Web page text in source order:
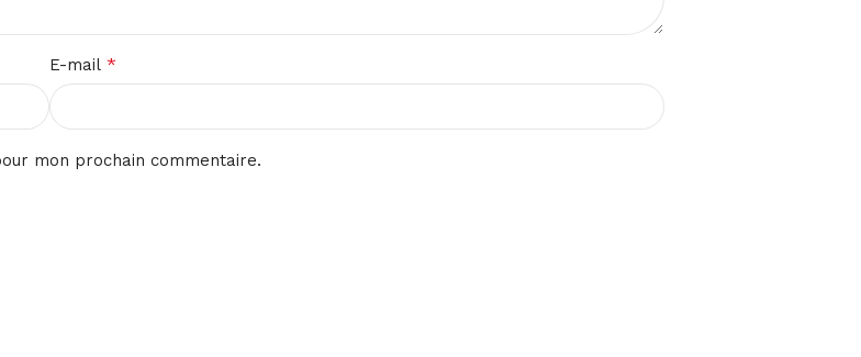
E-mail *
mon prochain commentaire.